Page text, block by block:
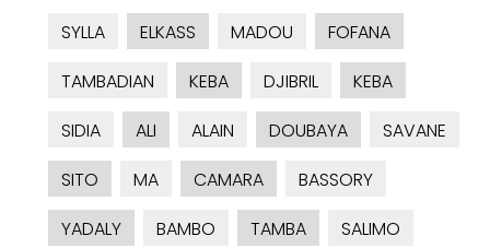
SYLLA
ELKASS MADOU
FOFANA
TAMBADIAN
KEBA DJIBRIL
KEBA
SIDIA
ALI ALAIN DOUBAYA
SAVANE
SITO
MA CAMARA
BASSORY
YADALY
BAMBO TAMBA
SALIMO